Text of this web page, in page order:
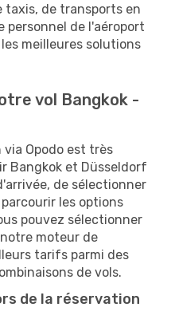
taxis, de transports en
personnel de l'aéroport
meilleures solutions
vol Bangkok -
via Opodo est très
Bangkok et Düsseldorf
de sélectionner
les options
pouvez sélectionner
moteur de
tarifs parmi des
de vols.
de la réservation